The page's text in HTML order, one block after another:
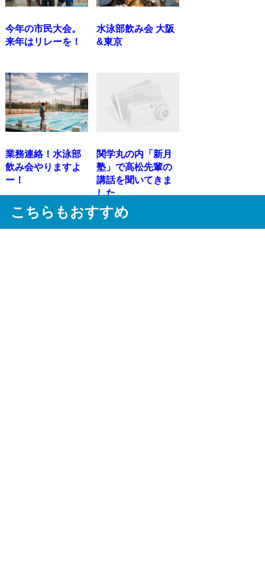
今年の市民大会。
来年はリレーを！
水泳部飲み会 大阪
&東京
業務連絡！水泳部
飲み会やりますよ
ー！
関学丸の内「新月
塾」で高松先輩の
講話を聞いてきま
した
こちらもおすすめ